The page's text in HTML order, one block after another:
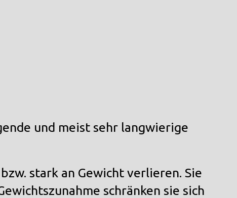
und meist sehr langwierige
stark an Gewicht verlieren. Sie
schränken sie sich